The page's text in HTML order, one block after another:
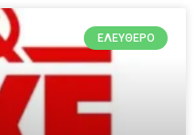
ΕΛΕΎΘΕΡΟ